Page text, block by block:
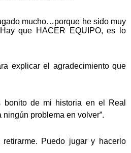
mucho…porque he sido muy
que HACER EQUIPO, es lo
explicar el agradecimiento que
de mi historia en el Real
problema en volver”.
Puedo jugar y hacerlo